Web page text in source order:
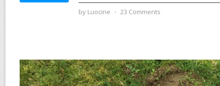
by Luocine ⋅ 23 Comments